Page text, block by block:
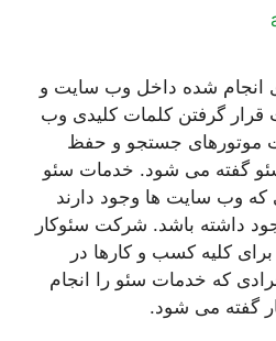
انجام شده داخل وب سایت و
گرفتن کلمات کلیدی وب
جستجو و حفظ
سئو گفته می شود. خدمات سئو
که وب سایت ها وجود دارند
داشته باشد. شرکت سئوکار
کلیه کسب و کارها در
که خدمات سئو را انجام
گفته می شود.